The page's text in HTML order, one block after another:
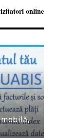
online